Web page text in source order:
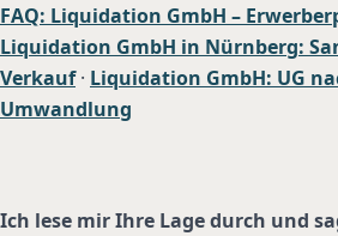
FAQ: Liquidation GmbH –
Liquidation GmbH in Nürnberg:
Verkauf· Liquidation GmbH: UG
Umwandlung
Ich lese mir Ihre Lage durch und